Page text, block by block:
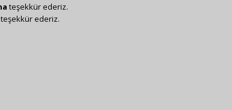
olacaktır. Tanrı’nın yaratılışın başlangıcında
İbrahim’in soyu aracılığıyla gerçekleşecektir.
teşekkür ederiz.
teşekkür ederiz.